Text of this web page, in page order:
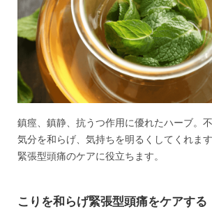
鎮痙、鎮静、抗うつ作用に優れたハーブ。
気分を和らげ、気持ちを明るくしてくれま
緊張型頭痛のケアに役立ちます。
こりを和らげ緊張型頭痛をケアする